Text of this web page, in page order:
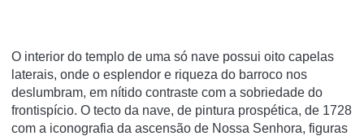
O interior do templo de uma só nave possui oito capelas
laterais, onde o esplendor e riqueza do barroco nos
deslumbram, em nítido contraste com a sobriedade do
frontispício. O tecto da nave, de pintura prospética, de 1728
com a iconografia da ascensão de Nossa Senhora, figuras